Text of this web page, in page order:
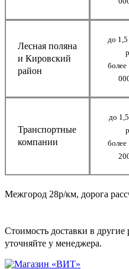
Лесная поляна
и Кировский
район
до
Транспортные
компании
до
Межгород 28р/км, дорога
Стоимость доставки в
уточняйте у менеджера.